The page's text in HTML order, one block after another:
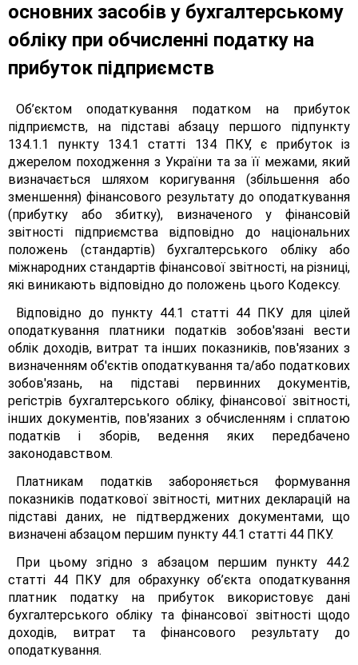
основних засобів у бухгалтерському
обліку при обчисленні податку на
прибуток підприємств
Об’єктом оподаткування податком на прибуток
підприємств, на підставі абзацу першого підпункту
134.1.1 пункту 134.1 статті 134 ПКУ, є прибуток із
джерелом походження з України та за її межами, який
визначається шляхом коригування (збільшення або
зменшення) фінансового результату до оподаткування
(прибутку або збитку), визначеного у фінансовій
звітності підприємства відповідно до національних
положень (стандартів) бухгалтерського обліку або
міжнародних стандартів фінансової звітності, на різниці,
які виникають відповідно до положень цього Кодексу.
Відповідно до пункту 44.1 статті 44 ПКУ для цілей
оподаткування платники податків зобов'язані вести
облік доходів, витрат та інших показників, пов'язаних з
визначенням об'єктів оподаткування та/або податкових
зобов'язань, на підставі первинних документів,
регістрів бухгалтерського обліку, фінансової звітності,
інших документів, пов'язаних з обчисленням і сплатою
податків і зборів, ведення яких передбачено
законодавством.
Платникам податків забороняється формування
показників податкової звітності, митних декларацій на
підставі даних, не підтверджених документами, що
визначені абзацом першим пункту 44.1 статті 44 ПКУ.
При цьому згідно з абзацом першим пункту 44.2
статті 44 ПКУ для обрахунку об’єкта оподаткування
платник податку на прибуток використовує дані
бухгалтерського обліку та фінансової звітності щодо
доходів, витрат та фінансового результату до
оподаткування.